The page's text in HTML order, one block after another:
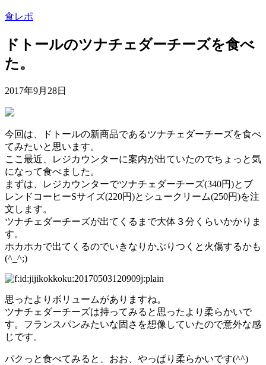
食レポ
ドトールのツナチェダーチーズを食べ
た。
2017年9月28日
今回は、ドトールの新商品であるツナチェダーチーズを食べ
てみたいと思います。
ここ最近、レジカウンターに案内が出ていたのでちょっと気
になって食べました。
まずは、レジカウンターでツナチェダーチーズ(340円)とブ
レンドコーヒーSサイズ(220円)とシュークリーム(250円)を注
文します。
ツナチェダーチーズが出てくるまで大体３分くらいかかりま
す。
ホカホカで出てくるのでいきなりかぶりつくと火傷するかも
(^_^;)
思ったよりボリュームがありますね。
ツナチェダーチーズは持ってみると思ったより柔らかいで
す。フランスパンみたいな固さを想像していたので意外な感
じです。
パクっと食べてみると、おお、やっぱり柔らかいです(^^)